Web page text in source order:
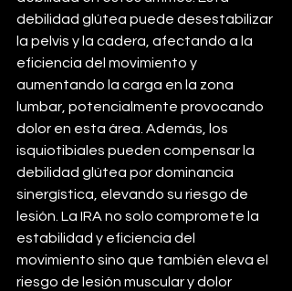
debilidad glútea puede desestabilizar
la pelvis y la cadera, afectando a la
eficiencia del movimiento y
aumentando la carga en la zona
lumbar, potencialmente provocando
dolor en esta área. Además, los
isquiotibiales pueden compensar la
debilidad glútea por dominancia
sinergística, elevando su riesgo de
lesión. La IRA no solo compromete la
estabilidad y eficiencia del
movimiento sino que también eleva el
riesgo de lesión muscular y dolor